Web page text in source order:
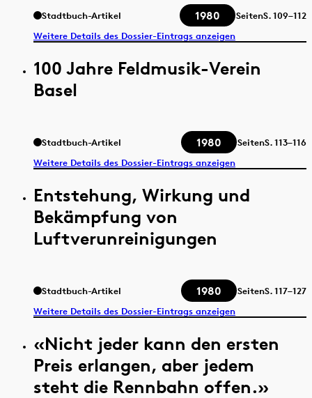
Stadtbuch-Artikel 1980 SeitenS.109–112
Weitere Details des Dossier-Eintrags anzeigen
100 Jahre Feldmusik-Verein
Basel
Stadtbuch-Artikel 1980 SeitenS.113–116
Weitere Details des Dossier-Eintrags anzeigen
Entstehung, Wirkung und
Bekämpfung von
Luftverunreinigungen
Stadtbuch-Artikel 1980 SeitenS.117–127
Weitere Details des Dossier-Eintrags anzeigen
«Nicht jeder kann den ersten
Preis erlangen, aber jedem
steht die Rennbahn offen.»